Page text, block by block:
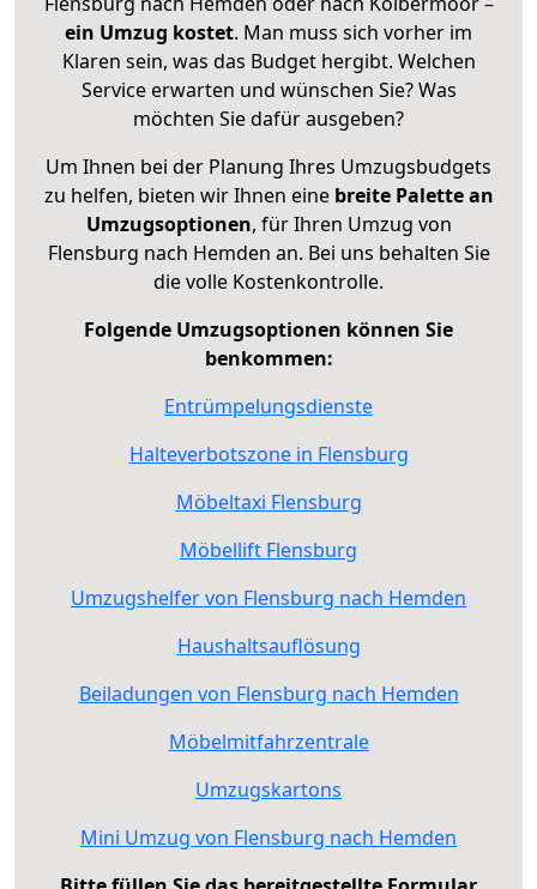
ein Umzug kostet. Man muss sich vorher im
Klaren sein, was das Budget hergibt. Welchen
Service erwarten und wünschen Sie? Was
möchten Sie dafür ausgeben?
Um Ihnen bei der Planung Ihres Umzugsbudgets
zu helfen, bieten wir Ihnen eine breite Palette an
Umzugsoptionen, für Ihren Umzug von
Flensburg nach Hemden an. Bei uns behalten Sie
die volle Kostenkontrolle.
Folgende Umzugsoptionen können Sie
benkommen:
Entrümpelungsdienste
Halteverbotszone in Flensburg
Möbeltaxi Flensburg
Möbellift Flensburg
Umzugshelfer von Flensburg nach Hemden
Haushaltsauflösung
Beiladungen von Flensburg nach Hemden
Möbelmitfahrzentrale
Umzugskartons
Mini Umzug von Flensburg nach Hemden